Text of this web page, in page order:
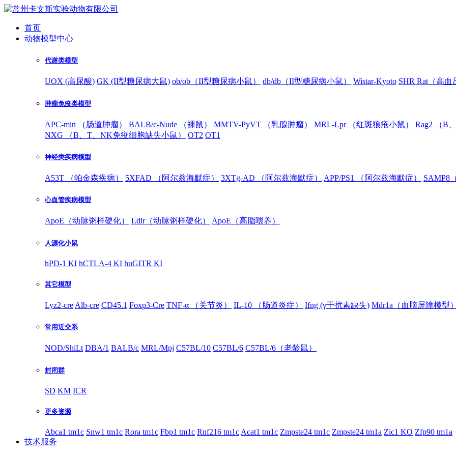
首页
动物模型中心
代谢类模型
UOX (高尿酸) GK (II型糖尿病大鼠) ob/ob（II型糖尿病小鼠） db/db（II型糖尿病小鼠） Wistar-Kyoto SHR Rat（高血
肿瘤免疫类模型
APC-min （肠道肿瘤） BALB/c-Nude （裸鼠） MMTV-PyVT （乳腺肿瘤） MRL-Lpr （红斑狼疮小鼠） Rag2 （B
NXG （B、T、NK免疫细胞缺失小鼠）
OT2 OT1
神经类疾病模型
A53T （帕金森疾病） 5XFAD （阿尔兹海默症） 3XTg-AD （阿尔兹海默症） APP/PS1 （阿尔兹海默症） SAMP8
心血管疾病模型
ApoE（动脉粥样硬化） Ldlr（动脉粥样硬化） ApoE（高脂喂养）
人源化小鼠
hPD-1 KI hCTLA-4 KI huGITR KI
其它模型
Lyz2-cre Alb-cre CD45.1 Foxp3-Cre TNF-α （关节炎） IL-10 （肠道炎症） Ifng (γ干扰素缺失) Mdr1a（血脑屏障模型）
常用近交系
NOD/ShiLt DBA/1 BALB/c MRL/Mpj C57BL/10 C57BL/6 C57BL/6（老龄鼠）
封闭群
SD KM ICR
更多资源
Abca1 tm1c Snw1 tm1c Rora tm1c Fbp1 tm1c Rnf216 tm1c Acat1 tm1c Zmpste24 tm1c Zmpste24 tm1a Zic1 KO Zfp90 tm1a
技术服务